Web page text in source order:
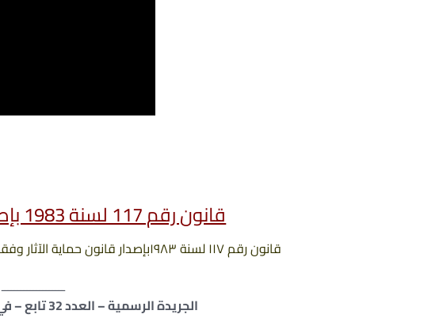
قانون رقم 117 لسنة 1983 بإصدار قانون حماية الآثار
قانون رقم ۱۱۷ لسنة ۱۹۸۳بإصدار قانون حماية الآثار وفقاً لآخر تعديل صادر في 18 مارس عام 2020 .
ــــــــــــــــــــ
الجريدة الرسمية – العدد 32 تابع – في 11 أغسطس سنة 1983